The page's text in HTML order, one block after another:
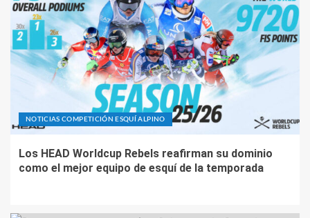
NOTICIAS COMPETICIÓN ESQUÍ ALPINO
Los HEAD Worldcup Rebels reafirman su dominio
como el mejor equipo de esquí de la temporada